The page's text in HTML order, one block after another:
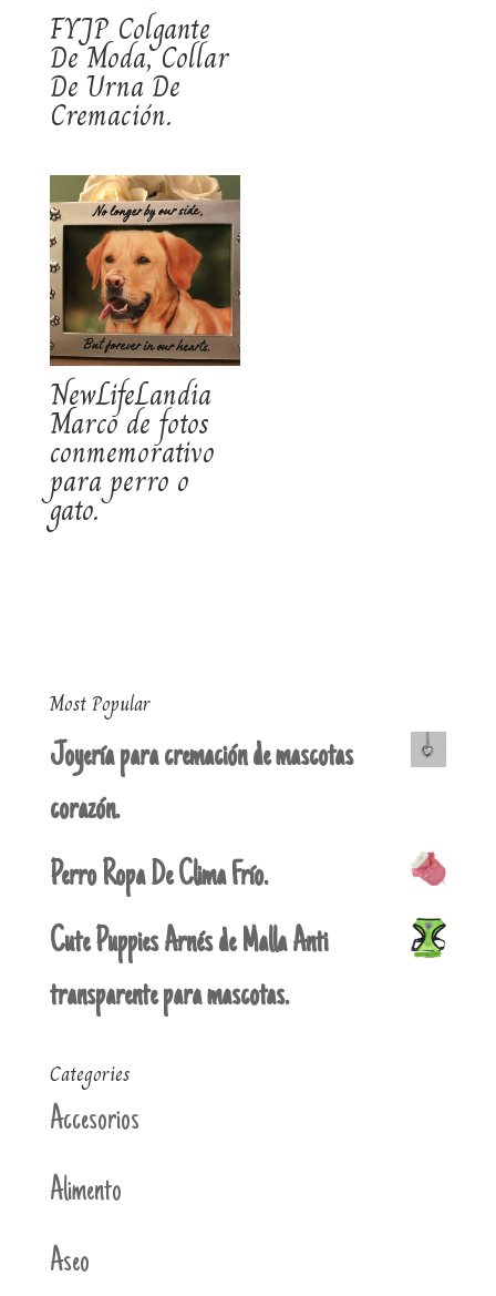
FYJP Colgante
De Moda, Collar
De Urna De
Cremación.
NewLifeLandia
Marco de fotos
conmemorativo
para perro o
gato.
Most Popular
Joyería para cremación de mascotas
corazón.
Perro Ropa De Clima Frío.
Cute Puppies Arnés de Malla Anti
transparente para mascotas.
Categories
Accesorios
Alimento
Aseo